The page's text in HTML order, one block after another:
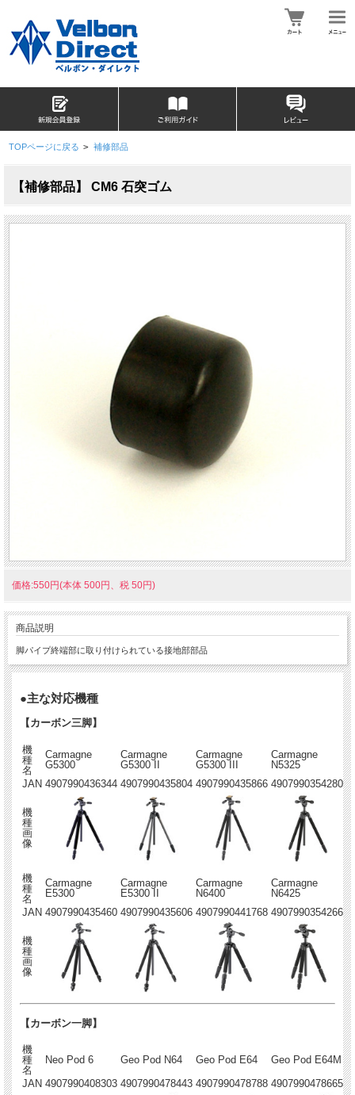
TOPページに戻る > 補修部品
【補修部品】 CM6 石突ゴム
価格:550円(本体 500円、税 50円)
商品説明
脚パイプ終端部に取り付けられている接地部部品
●主な対応機種
【カーボン三脚】
機
種
名
Carmagne
G5300
Carmagne
G5300 II
Carmagne
G5300 III
Carmagne
N5325
JAN 4907990436344 4907990435804 4907990435866 4907990354280
機
種
画
像
機
種
名
Carmagne
E5300
Carmagne
E5300 II
Carmagne
N6400
Carmagne
N6425
JAN 4907990435460 4907990435606 4907990441768 4907990354266
機
種
画
像
【カーボン一脚】
機
種
名
Neo Pod 6 Geo Pod N64 Geo Pod E64
Geo Pod E64M
JAN 4907990408303 4907990478443 4907990478788 4907990478665